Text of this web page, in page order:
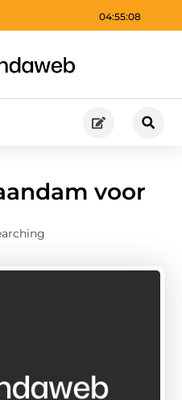
04:55:09
voor